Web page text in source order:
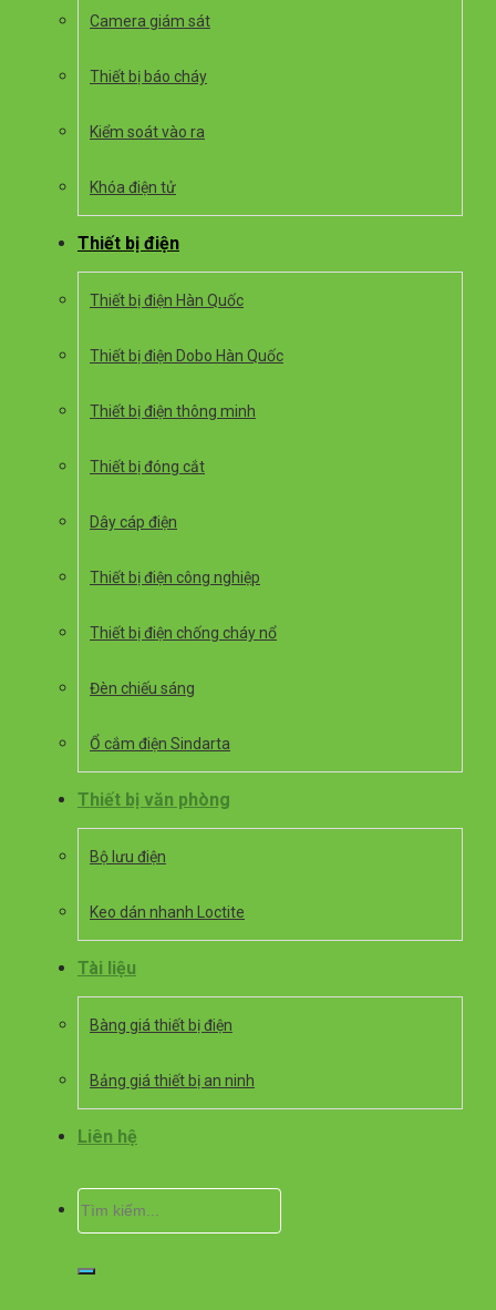
Camera giám sát
Thiết bị báo cháy
Kiểm soát vào ra
Khóa điện tử
Thiết bị điện
Thiết bị điện Hàn Quốc
Thiết bị điện Dobo Hàn Quốc
Thiết bị điện thông minh
Thiết bị đóng cắt
Dây cáp điện
Thiết bị điện công nghiệp
Thiết bị điện chống cháy nổ
Đèn chiếu sáng
Ổ cắm điện Sindarta
Thiết bị văn phòng
Bộ lưu điện
Keo dán nhanh Loctite
Tài liệu
Bàng giá thiết bị điện
Bảng giá thiết bị an ninh
Liên hệ
Tìm
kiếm: